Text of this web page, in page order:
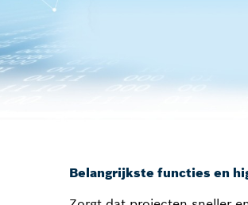
Belangrijkste functies en